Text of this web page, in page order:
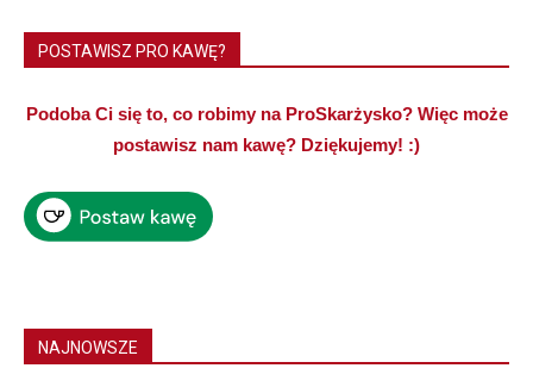
POSTAWISZ PRO KAWĘ?
Podoba Ci się to, co robimy na ProSkarżysko? Więc może
postawisz nam kawę? Dziękujemy! :)
NAJNOWSZE